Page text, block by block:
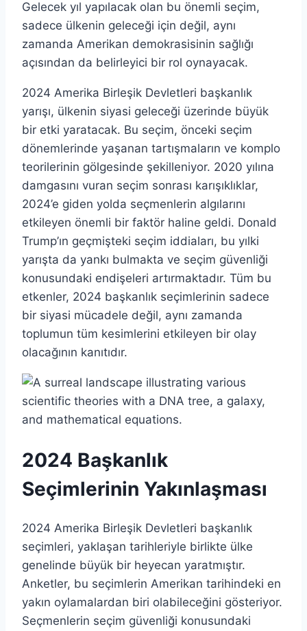
Gelecek yıl yapılacak olan bu önemli seçim,
sadece ülkenin geleceği için değil, aynı
zamanda Amerikan demokrasisinin sağlığı
açısından da belirleyici bir rol oynayacak.
2024 Amerika Birleşik Devletleri başkanlık
yarışı, ülkenin siyasi geleceği üzerinde büyük
bir etki yaratacak. Bu seçim, önceki seçim
dönemlerinde yaşanan tartışmaların ve komplo
teorilerinin gölgesinde şekilleniyor. 2020 yılına
damgasını vuran seçim sonrası karışıklıklar,
2024’e giden yolda seçmenlerin algılarını
etkileyen önemli bir faktör haline geldi. Donald
Trump’ın geçmişteki seçim iddiaları, bu yılki
yarışta da yankı bulmakta ve seçim güvenliği
konusundaki endişeleri artırmaktadır. Tüm bu
etkenler, 2024 başkanlık seçimlerinin sadece
bir siyasi mücadele değil, aynı zamanda
toplumun tüm kesimlerini etkileyen bir olay
olacağının kanıtıdır.
2024 Başkanlık
Seçimlerinin Yakınlaşması
2024 Amerika Birleşik Devletleri başkanlık
seçimleri, yaklaşan tarihleriyle birlikte ülke
genelinde büyük bir heyecan yaratmıştır.
Anketler, bu seçimlerin Amerikan tarihindeki en
yakın oylamalardan biri olabileceğini gösteriyor.
Seçmenlerin seçim güvenliği konusundaki